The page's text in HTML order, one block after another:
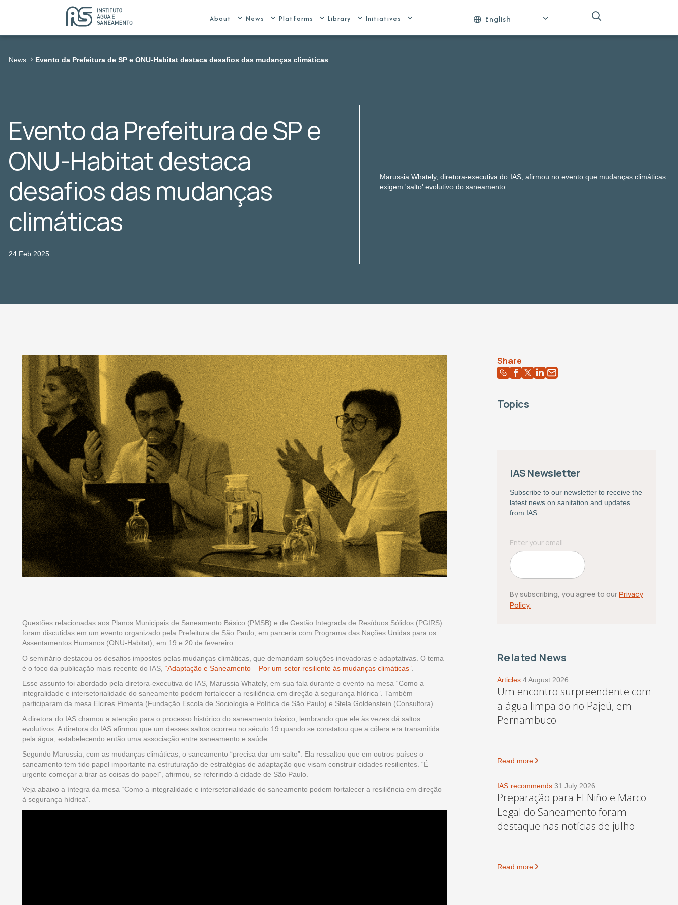
About News Platforms Library Initiatives English
News Evento da Prefeitura de SP e ONU-Habitat destaca desafios das mudanças climáticas
Evento da Prefeitura de SP e
ONU-Habitat destaca
desafios das mudanças
climáticas
24 Feb 2025
Marussia Whately, diretora-executiva do IAS, afirmou no evento que mudanças climáticas
exigem 'salto' evolutivo do saneamento
Questões relacionadas aos Planos Municipais de Saneamento Básico (PMSB) e de Gestão Integrada de Resíduos Sólidos (PGIRS)
foram discutidas em um evento organizado pela Prefeitura de São Paulo, em parceria com Programa das Nações Unidas para os
Assentamentos Humanos (ONU-Habitat), em 19 e 20 de fevereiro.
O seminário destacou os desafios impostos pelas mudanças climáticas, que demandam soluções inovadoras e adaptativas. O tema
é o foco da publicação mais recente do IAS, “Adaptação e Saneamento – Por um setor resiliente às mudanças climáticas”
Esse assunto foi abordado pela diretora-executiva do IAS, Marussia Whately, em sua fala durante o evento na mesa “Como a
integralidade e intersetorialidade do saneamento podem fortalecer a resiliência em direção à segurança hídrica”. Também
participaram da mesa Elcires Pimenta (Fundação Escola de Sociologia e Política de São Paulo) e Stela Goldenstein (Consultora).
A diretora do IAS chamou a atenção para o processo histórico do saneamento básico, lembrando que ele às vezes dá saltos
evolutivos. A diretora do IAS afirmou que um desses saltos ocorreu no século 19 quando se constatou que a cólera era transmitida
pela água, estabelecendo então uma associação entre saneamento e saúde.
Segundo Marussia, com as mudanças climáticas, o saneamento “precisa dar um salto”. Ela ressaltou que em outros países o
saneamento tem tido papel importante na estruturação de estratégias de adaptação que visam construir cidades resilientes. “É
urgente começar a tirar as coisas do papel”, afirmou, se referindo à cidade de São Paulo.
Veja abaixo a íntegra da mesa “Como a integralidade e intersetorialidade do saneamento podem fortalecer a resiliência em direção
à segurança hídrica”.
Share
Topics
IAS Newsletter
Subscribe to our newsletter to receive the
latest news on sanitation and updates
from IAS.
By subscribing, you agree to ourPrivacy
Policy.
Related News
Articles 4 August 2026
Um encontro surpreendente com
a água limpa do rio Pajeú, em
Pernambuco
Read more
IAS recommends 31 July 2026
Preparação para El Niño e Marco
Legal do Saneamento foram
destaque nas notícias de julho
Read more